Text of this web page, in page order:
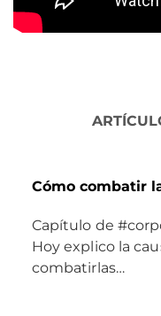
Cómo combatir
Capítulo de
Hoy explico la
combatirlas…